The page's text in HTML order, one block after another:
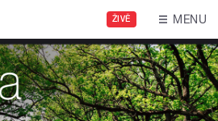
ŽIVĚ MENU